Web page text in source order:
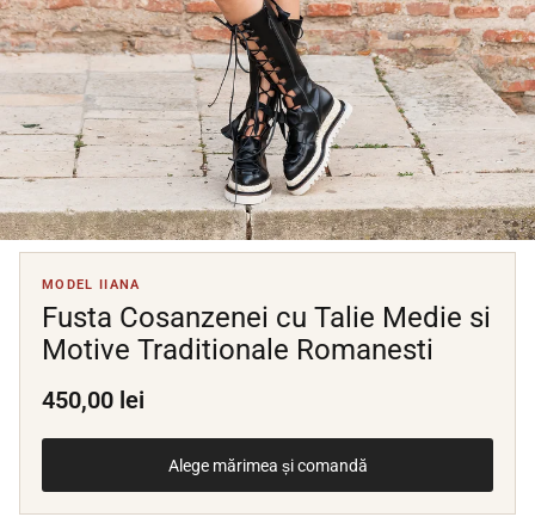
MODEL IIANA
Fusta Cosanzenei cu Talie Medie si
Motive Traditionale Romanesti
450,00 lei
Alege mărimea și comandă